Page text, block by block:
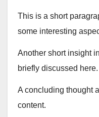
This is a short
some interesting
Another short insight
briefly discussed here.
A concluding thought
content.